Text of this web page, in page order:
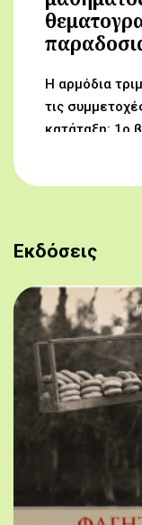
Η αρμόδια
τις
κατάταξη: 1ο
Μαργαρίτα
Βορόκληνης
πρόγευμα)
Εκδόσεις